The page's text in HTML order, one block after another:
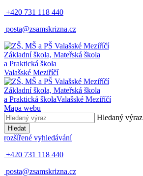
+420 731 118 440
posta@zsamskrizna.cz
Základní škola, Mateřská škola
a Praktická škola
Valašské Meziříčí
Základní škola, Mateřská škola
a Praktická školaValašské Meziříčí
Mapa webu
Hledaný výraz
Hledat
rozšířené vyhledávání
+420 731 118 440
posta@zsamskrizna.cz